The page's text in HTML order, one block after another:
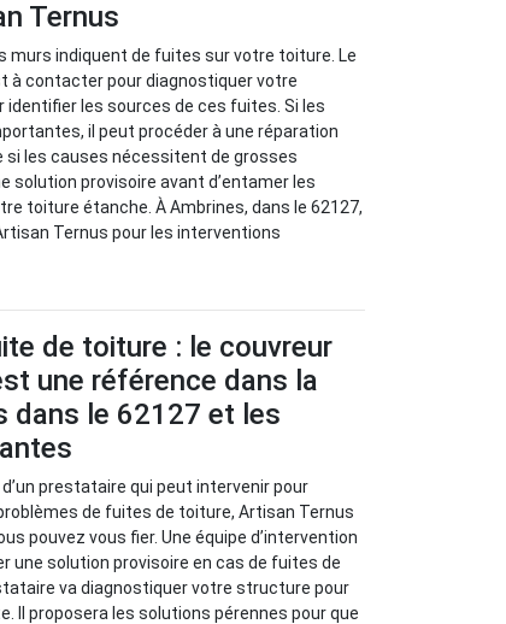
Ternus
murs indiquent de fuites sur votre toiture. Le
à contacter pour diagnostiquer votre
identifier les sources de ces fuites. Si les
il peut procéder à une réparation
si les causes nécessitent de grosses
solution provisoire avant d’entamer les
toiture étanche. À Ambrines, dans le 62127,
Ternus pour les interventions
de toiture : le couvreur
une référence dans la
dans le 62127 et les
prestataire qui peut intervenir pour
de fuites de toiture, Artisan Ternus
pouvez vous fier. Une équipe d’intervention
une solution provisoire en cas de fuites de
va diagnostiquer votre structure pour
Il proposera les solutions pérennes pour que